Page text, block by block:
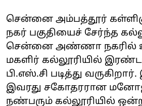
சென்னை அம்பத்தூர்
நகர் பகுதியைச் சேர்ந்த
சென்னை அண்ணா நகரில்
மகளிர் கல்லூரியில்
பி.எஸ்.சி படித்து
இவரது சகோதரரான
நண்பரும் கல்லூரியில்